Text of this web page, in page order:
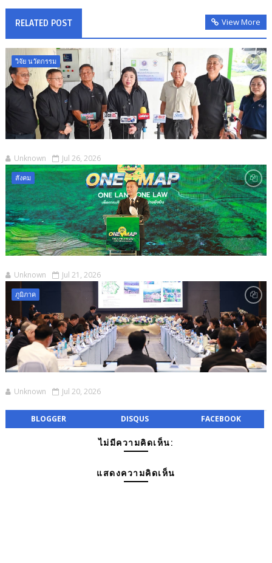
RELATED POST View More
วิจัย นวัตกรรม
Unknown Jul 26, 2026
สังคม
Unknown Jul 21, 2026
ภูมิภาค
Unknown Jul 20, 2026
BLOGGER DISQUS FACEBOOK
ไม่มีความคิดเห็น:
แสดงความคิดเห็น